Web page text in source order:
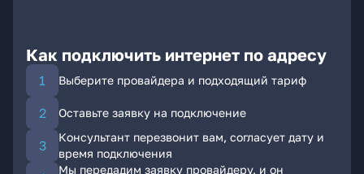
Как подключить интернет по адресу
Выберите провайдера и подходящий тариф
Оставьте заявку на подключение
Консультант перезвонит вам, согласует дату и
время подключения
Мы передадим заявку провайдеру, и он